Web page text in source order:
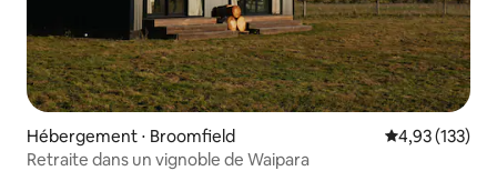
Hébergement ⋅ Broomfield Évaluation
4,93 (133)
Retraite dans un vignoble de Waipara